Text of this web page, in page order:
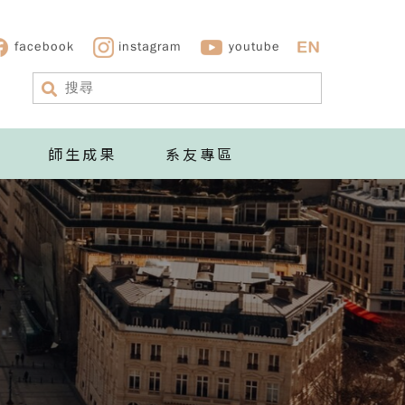
facebook instagram youtube
師生成果 系友專區